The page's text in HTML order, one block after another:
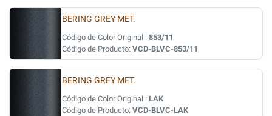
BERING GREY MET.
Código de Color Original : 853/11
Código de Producto: VCD-BLVC-853/11
BERING GREY MET.
Código de Color Original : LAK
Código de Producto: VCD-BLVC-LAK